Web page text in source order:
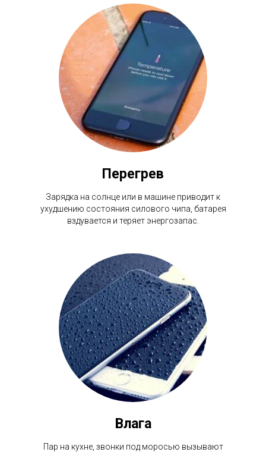
Перегрев
Зарядка на солнце или в машине приводит к
ухудшению состояния силового чипа, батарея
вздувается и теряет энергозапас.
Влага
Пар на кухне, звонки под моросью вызывают